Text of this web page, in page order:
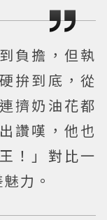
負擔，但執
拚到底，從
擠奶油花都
讚嘆，他也
！」對比一
力。